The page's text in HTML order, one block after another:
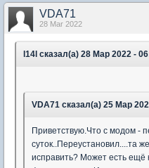
VDA71
28 Mar 2022
l14l сказал(а) 28 Мар 2022 -
VDA71 сказал(а) 25 Мар
Приветствую.Что с модом -
суток..Переустановил....та
исправить? Может есть ещё